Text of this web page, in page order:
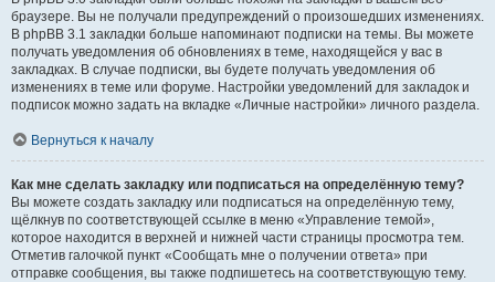
браузере. Вы не получали предупреждений о произошедших изменениях.
В phpBB 3.1 закладки больше напоминают подписки на темы. Вы можете
получать уведомления об обновлениях в теме, находящейся у вас в
закладках. В случае подписки, вы будете получать уведомления об
изменениях в теме или форуме. Настройки уведомлений для закладок и
подписок можно задать на вкладке «Личные настройки» личного раздела.
Вернуться к началу
Как мне сделать закладку или подписаться на определённую тему?
Вы можете создать закладку или подписаться на определённую тему,
щёлкнув по соответствующей ссылке в меню «Управление темой»,
которое находится в верхней и нижней части страницы просмотра тем.
Отметив галочкой пункт «Сообщать мне о получении ответа» при
отправке сообщения, вы также подпишетесь на соответствующую тему.